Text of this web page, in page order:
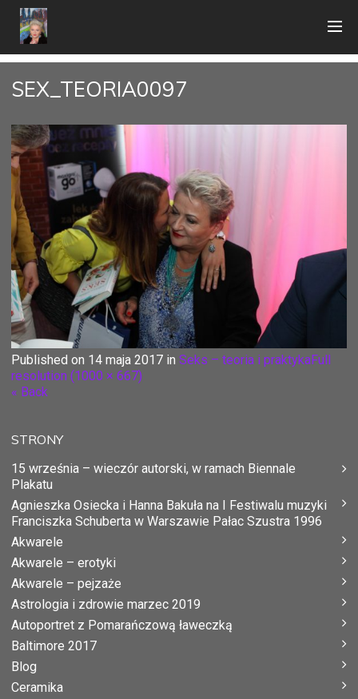
SEX_TEORIA0097
Published on 14 maja 2017 in Seks – teoria i praktykaFull
resolution (1000 × 667)
« Back
STRONY
15 września – wieczór autorski, w ramach Biennale
Plakatu
Agnieszka Osiecka i Hanna Bakuła na I Festiwalu muzyki
Franciszka Schuberta w Warszawie Pałac Szustra 1996
Akwarele
Akwarele – erotyki
Akwarele – pejzaże
Astrologia i zdrowie marzec 2019
Autoportret z Pomarańczową ławeczką
Baltimore 2017
Blog
Ceramika